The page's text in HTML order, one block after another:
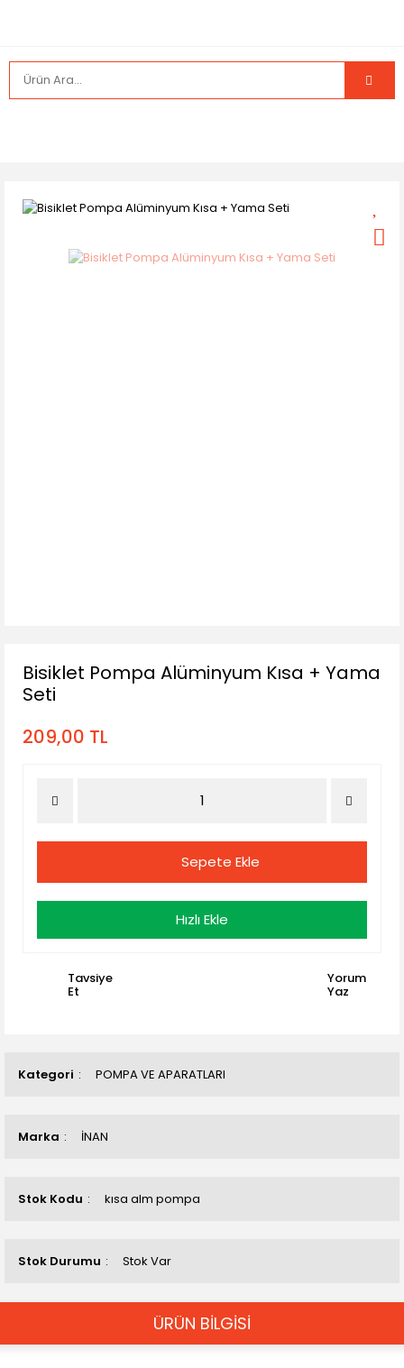
Kategori POMPA VE APARATLARI
Marka İNAN
Stok Kodu kısa alm pompa
Stok Durumu Stok Var
Bisiklet Pompa Alüminyum Kısa + Yama
Seti
209,00 TL
Sepete Ekle
Hızlı Ekle
Tavsiye
Et
Yorum
Yaz
ÜRÜN BİLGİSİ